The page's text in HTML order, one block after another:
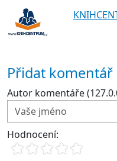
Přidat
Autor komentáře
Hodnocení: